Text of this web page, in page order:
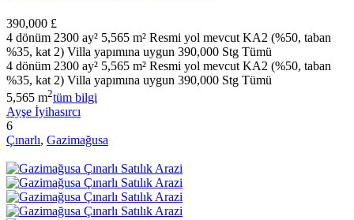
390,000 £
4 dönüm 2300 ay² 5,565 m² Resmi yol mevcut KA2 (%50, taban
%35, kat 2) Villa yapımına uygun 390,000 Stg Tümü
4 dönüm 2300 ay² 5,565 m² Resmi yol mevcut KA2 (%50, taban
%35, kat 2) Villa yapımına uygun 390,000 Stg Tümü
5,565 m2tüm bilgi
Ayşe İyihasırcı
6
Çınarlı, Gazimağusa